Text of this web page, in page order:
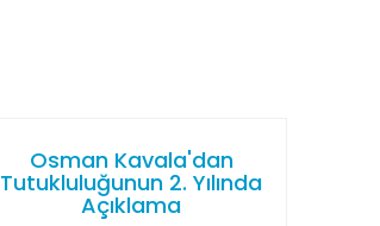
Osman Kavala'dan
Tutukluluğunun 2. Yılında
Açıklama